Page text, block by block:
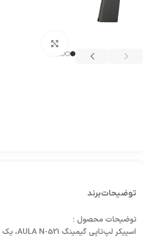
توضیحاتبرند
توضیحات محصول :